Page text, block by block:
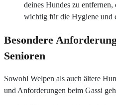
deines Hundes zu entfernen,
wichtig für die Hygiene und
Besondere
Senioren
Sowohl Welpen als auch ältere
und Anforderungen beim Gassi